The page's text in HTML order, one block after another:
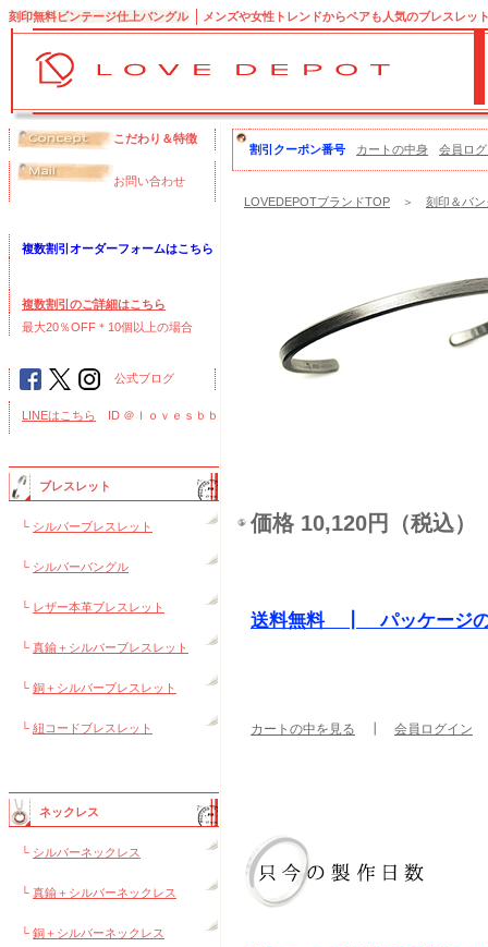
刻印無料ビンテージ仕上バングル メンズや女性トレンドからペアも人気のブレスレッ
こだわり＆特徴
お問い合わせ
複数割引オーダーフォームはこちら
複数割引のご詳細はこちら
最大20％OFF＊10個以上の場合
公式ブログ
LINEはこちら ID ＠ｌｏｖｅｓｂｂ
ブレスレット
└ シルバーブレスレット
└ シルバーバングル
└ レザー本革ブレスレット
└ 真鍮＋シルバーブレスレット
└ 銅＋シルバーブレスレット
└ 紐コードブレスレット
ネックレス
└ シルバーネックレス
└ 真鍮＋シルバーネックレス
└ 銅＋シルバーネックレス
割引クーポン番号 カートの中身 会員ロ
LOVEDEPOTブランドTOP ＞ 刻印＆バ
価格 10,120円（税込）
送料無料 ┃ パッケージの
カートの中を見る 会員ログイン